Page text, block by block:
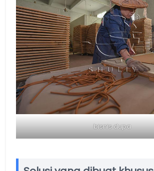
bisnis dupa